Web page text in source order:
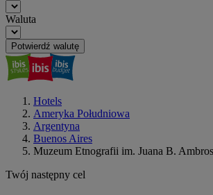
Waluta
Potwierdź walutę
Hotels
Ameryka Południowa
Argentyna
Buenos Aires
Muzeum Etnografii im. Juana B.
Twój następny cel